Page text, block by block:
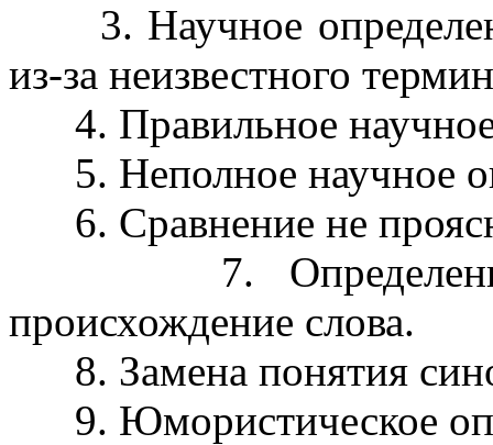
3. Научное
из-за неизвестного
4. Правильное научное
5. Неполное научное
6. Сравнение не
7. Определение
происхождение слова.
8. Замена понятия
9. Юмористическое